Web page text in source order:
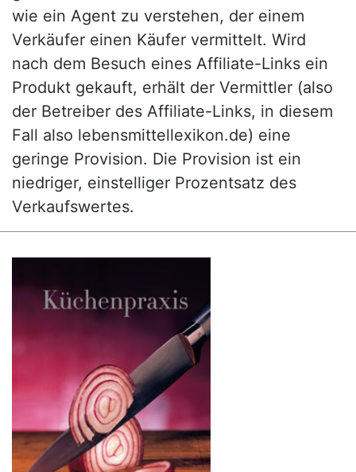
wie ein Agent zu verstehen, der einem
Verkäufer einen Käufer vermittelt. Wird
nach dem Besuch eines Affiliate-Links ein
Produkt gekauft, erhält der Vermittler (also
der Betreiber des Affiliate-Links, in diesem
Fall also lebensmittellexikon.de) eine
geringe Provision. Die Provision ist ein
niedriger, einstelliger Prozentsatz des
Verkaufswertes.